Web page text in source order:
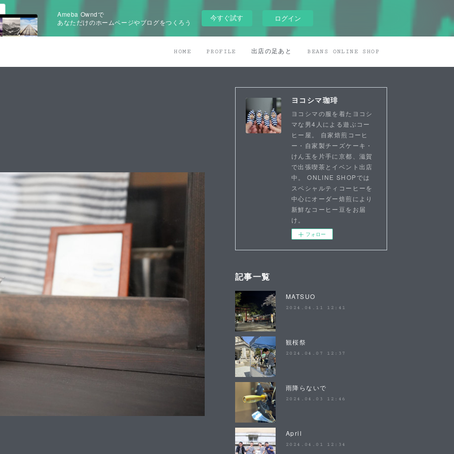
Ameba Owndで
あなただけのホームページやブログをつくろう
今すぐ試す ログイン
HOME PROFILE 出店の足あと BEANS ONLINE SHOP
ヨコシマ珈琲
ヨコシマの服を着たヨコシ
マな男4人による遊ぶコー
ヒー屋。 自家焙煎コーヒ
ー・自家製チーズケーキ・
けん玉を片手に京都、滋賀
で出張喫茶とイベント出店
中。 ONLINE SHOPでは
スペシャルティコーヒーを
中心にオーダー焙煎により
新鮮なコーヒー豆をお届
け。
フォロー
記事一覧
MATSUO
2024.04.11 12:41
観桜祭
2024.04.07 12:37
雨降らないで
2024.04.03 12:46
April
2024.04.01 12:34